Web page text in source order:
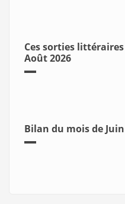
Ces sorties
Août 2026
Bilan du mois de